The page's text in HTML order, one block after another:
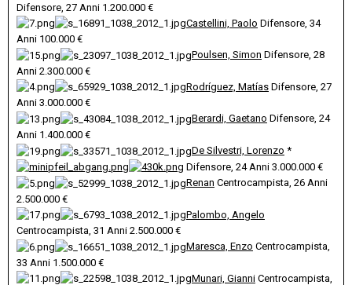
Difensore, 27 Anni 1.200.000 €
Castellini, Paolo Difensore, 34
Anni 100.000 €
Poulsen, Simon Difensore, 28
Anni 2.300.000 €
Rodríguez, Matías Difensore, 27
Anni 3.000.000 €
Berardi, Gaetano Difensore, 24
Anni 1.400.000 €
De Silvestri, Lorenzo *
Difensore, 24 Anni 3.000.000 €
Renan Centrocampista, 26 Anni
2.500.000 €
Palombo, Angelo
Centrocampista, 31 Anni 2.500.000 €
Maresca, Enzo Centrocampista,
33 Anni 1.500.000 €
Munari, Gianni Centrocampista,